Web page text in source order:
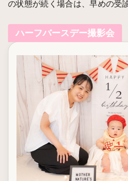
の状態が続く場合は、早めの受
ハーフバースデー撮影会